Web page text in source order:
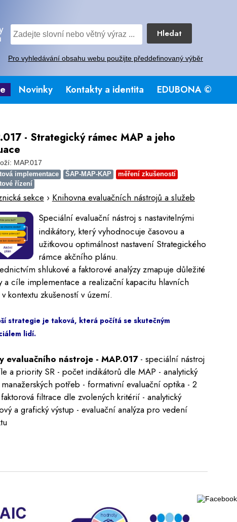
Hledat
Pro vyhledávání obsahu webu použijte předdefinovaný výběr
Novinky Kontakty a identita EDUBONA ©
- Strategický rámec MAP a jeho
MAP.017
implementace ŠAP-MAP-KAP
měření zkušeností
řízení
sekce › Knihovna evaluačních nástrojů a služeb
Speciální evaluační nástroj s nastavitelnými
indikátory, který vyhodnocuje časovou a
užitkovou optimálnost nastavení Strategického
rámce akčního plánu.
shlukové a faktorové analýzy zmapuje důležité
a cíle implementace a realizační kapacitu hlavních
kontextu zkušeností v území.
strategie je taková, která počítá se skutečným
lidí.
evaluačního nástroje - MAP.017- speciální nástroj
a priority SR - počet indikátorů dle MAP - analytický
potřeb - formativní evaluační optika - 2
filtrace dle zvolených kritérií - analytický
a grafický výstup - evaluační analýza pro vedení